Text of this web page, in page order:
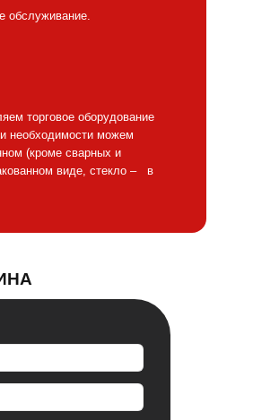
обслуживание.
торговое оборудование
необходимости можем
(кроме сварных и
виде, стекло – в